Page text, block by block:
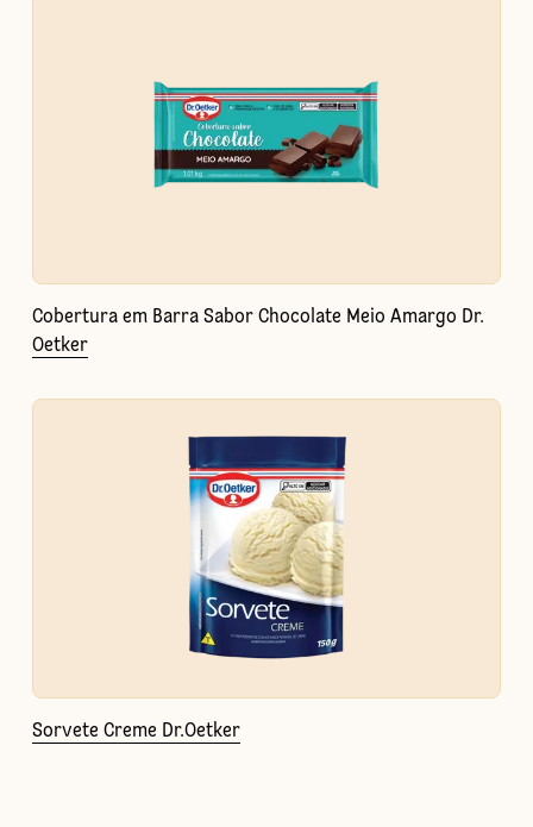
Cobertura em Barra Sabor Chocolate Meio Amargo Dr.
Oetker
Sorvete Creme Dr.Oetker